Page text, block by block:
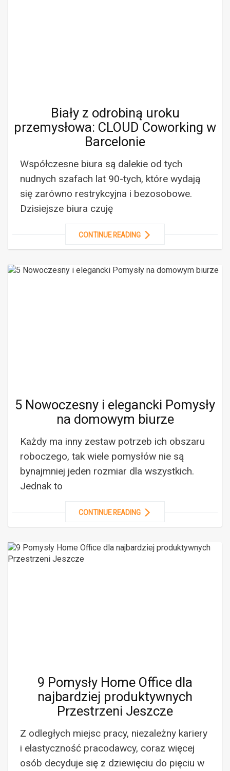
Biały z odrobiną uroku
przemysłowa: CLOUD Coworking w
Barcelonie
Współczesne biura są dalekie od tych
nudnych szafach lat 90-tych, które wydają
się zarówno restrykcyjna i bezosobowe.
Dzisiejsze biura czuję
CONTINUE READING
5 Nowoczesny i elegancki Pomysły
na domowym biurze
Każdy ma inny zestaw potrzeb ich obszaru
roboczego, tak wiele pomysłów nie są
bynajmniej jeden rozmiar dla wszystkich.
Jednak to
CONTINUE READING
9 Pomysły Home Office dla
najbardziej produktywnych
Przestrzeni Jeszcze
Z odległych miejsc pracy, niezależny kariery
i elastyczność pracodawcy, coraz więcej
osób decyduje się z dziewięciu do pięciu w